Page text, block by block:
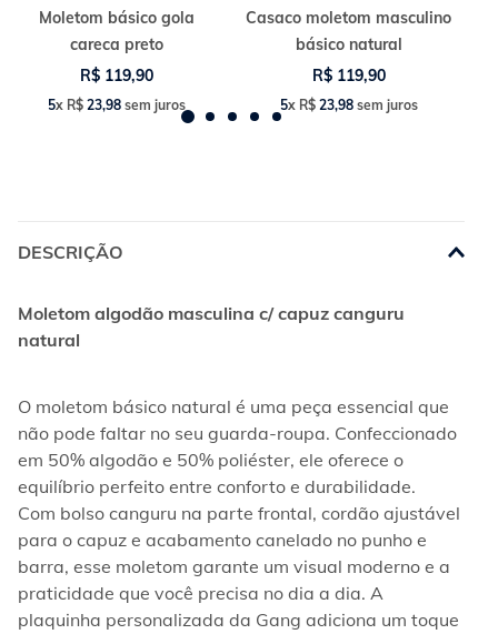
Moletom básico gola
careca preto
R$ 119,90
5x R$ 23,98sem juros
Casaco moletom masculino
básico natural
R$ 119,90
5x R$ 23,98sem juros
DESCRIÇÃO
Moletom algodão masculina c/ capuz canguru
natural
O moletom básico natural é uma peça essencial que
não pode faltar no seu guarda-roupa. Confeccionado
em 50% algodão e 50% poliéster, ele oferece o
equilíbrio perfeito entre conforto e durabilidade.
Com bolso canguru na parte frontal, cordão ajustável
para o capuz e acabamento canelado no punho e
barra, esse moletom garante um visual moderno e a
praticidade que você precisa no dia a dia. A
plaquinha personalizada da Gang adiciona um toque